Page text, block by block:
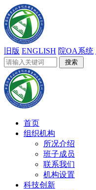
旧版 ENGLISH 院OA系统
首页
组织机构
所况介绍
班子成员
联系我们
机构设置
科技创新